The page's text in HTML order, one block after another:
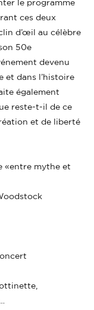
le programme
ces deux
d’œil au célèbre
50e
devenu
et dans l’histoire
également
reste-t-il de ce
et de liberté
«entre mythe et